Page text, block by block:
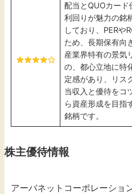
配当とQUOカー
利回りが魅力の銘
しており、PERや
ため、長期保有向
産業界特有の景気
の、都心立地に特
定感があり、リス
当収入と優待をコ
ら資産形成を目指
銘柄です。
株主優待情報
アーバネットコーポレーショ